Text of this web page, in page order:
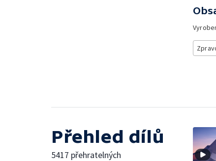
Přehled dílů
5417 přehratelných